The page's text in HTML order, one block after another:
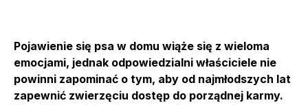
Pojawienie się psa w domu wiąże się z wieloma
emocjami, jednak odpowiedzialni właściciele nie
powinni zapominać o tym, aby od najmłodszych lat
zapewnić zwierzęciu dostęp do porządnej karmy.